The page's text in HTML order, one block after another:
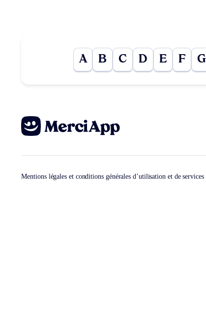
A B C D E F G
Mentions légales et conditions générales d’utilisation et de services